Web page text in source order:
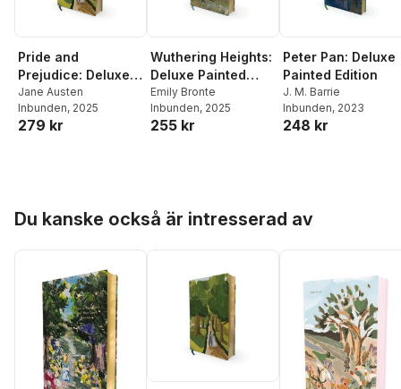
Pride and
Prejudice: Deluxe
Painted Edition
Jane Austen
Inbunden, 2025
279 kr
Wuthering Heights:
Deluxe Painted
Edition
Emily Bronte
Inbunden, 2025
255 kr
Peter Pan: Deluxe
Painted Edition
J. M. Barrie
Inbunden, 2023
248 kr
Du kanske också är intresserad av